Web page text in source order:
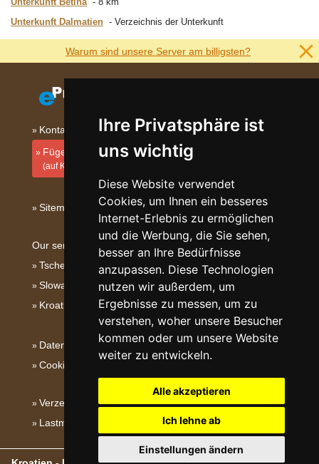
Ihre Privatsphäre ist
uns wichtig
Diese Website verwendet
Cookies, um Ihnen ein besseres
Internet-Erlebnis zu ermöglichen
und die Werbung, die Sie sehen,
besser an Ihre Bedürfnisse
anzupassen. Diese Technologien
nutzen wir außerdem, um
Ergebnisse zu messen, um zu
verstehen, woher unsere Besucher
kommen oder um unsere Website
weiter zu entwickeln.
Alle akzeptieren
Ich lehne ab
Einstellungen ändern
Unterkunft Dalmatien
Verzeichnis der Unterkunft
Warum sind unsere Server am billigsten?
Kontakt
Fügen Sie Ihre Unterkunft hinzu
(auf Kroatisch)
Sitemap
Our servers:
Tschechische Gebirge
Slowakische Gebirge
Kroatien
Datenschutz
Cookies
Verzeichnis der Unterkunft
Lastminute Dalmatien